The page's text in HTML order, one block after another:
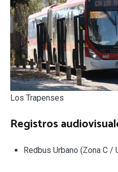
Los Trapenses
Registros
Redbus Urbano (Zona C /